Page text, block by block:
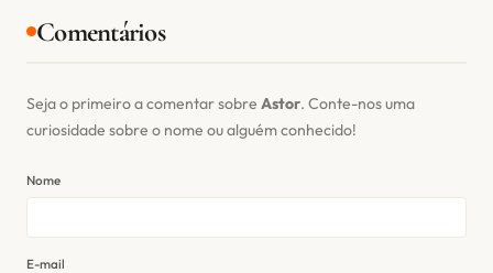
Comentários
Seja o primeiro a comentar sobre Astor. Conte-nos uma
curiosidade sobre o nome ou alguém conhecido!
Nome
E-mail